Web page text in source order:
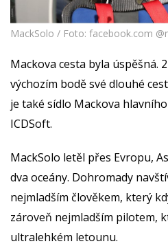
MackSolo / Foto: facebook.com
Mackova cesta byla úspěšná.
výchozím bodě své dlouhé
je také sídlo Mackova
ICDSoft.
MackSolo letěl přes Evropu,
dva oceány. Dohromady
nejmladším člověkem, který
zároveň nejmladším pilotem,
ultralehkém letounu.